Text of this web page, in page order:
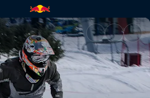
action | Red Bull